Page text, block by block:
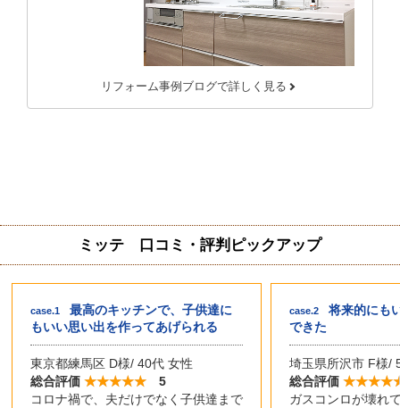
リフォーム事例ブログで詳しく見る
ミッテ 口コミ・評判ピックアップ
case.1 最高のキッチンで、子供達に
もいい思い出を作ってあげられる
東京都練馬区 D様/ 40代 女性
総合評価
5
コロナ禍で、夫だけでなく子供達まで
case.2将来的にも
できた
埼玉県所沢市 F様/
総合評価
ガスコンロが壊れ